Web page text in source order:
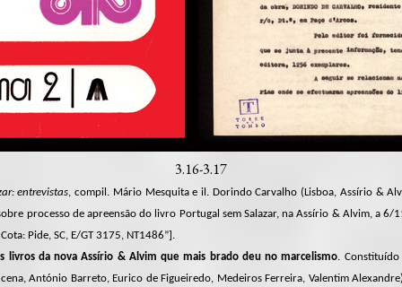
3.16-3.17
entrevistas, compil. Mário Mesquita e il. Dorindo Carvalho (Lisboa, Assírio &
processo de apreensão do livro Portugal sem Salazar, na Assírio & Alvim, a 6/
Pide, SC, E/GT 3175, NT1486”].
livros da nova Assírio & Alvim que mais brado deu no marcelismo.
António Barreto, Eurico de Figueiredo, Medeiros Ferreira, Valentim